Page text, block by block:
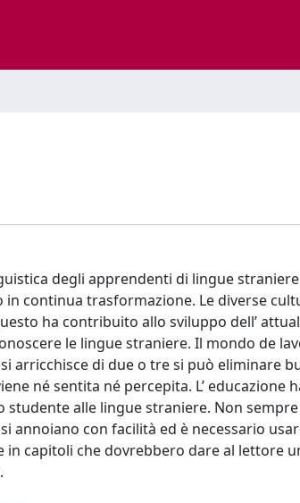
degli apprendenti di lingue straniere
continua trasformazione. Le diverse
ha contribuito allo sviluppo dell’
le lingue straniere. Il mondo de
arricchisce di due o tre si può eliminare
né sentita né percepita. L’ educazione
studente alle lingue straniere. Non
annoiano con facilità ed è necessario
in capitoli che dovrebbero dare al lettore